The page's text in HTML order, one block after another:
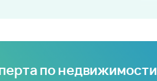
по недвижимости